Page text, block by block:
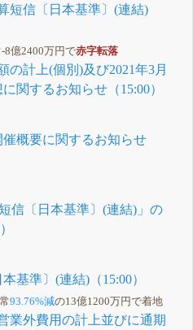
短信〔日本基準〕(連結)
8億2400万円で赤字転落
の計上(個別)及び2021年3月
関するお知らせ（15:00）
概要に関するお知らせ
信〔日本基準〕(連結)」の
基準〕(連結)（15:00）
93.76%減の13億1200万円で着地
業外費用の計上並びに通期